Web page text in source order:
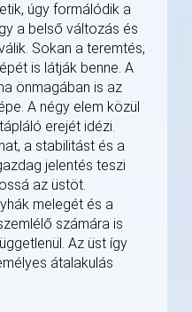
úgy formálódik a
a belső változás és
Sokan a teremtés,
is látják benne. A
önmagában is az
A négy elem közül
erejét idézi.
a stabilitást és a
jelentés teszi
az üstöt.
melegét és a
számára is
Az üst így
átalakulás